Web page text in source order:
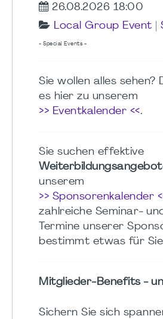
26.08.2026 18:00
Local Group Event
- Special Events -
Sie wollen alles sehen?
es hier zu unserem
>> Eventkalender <<.
Sie suchen effektive
unserem
>> Sponsorenkalender
zahlreiche Seminar-
Termine unserer
bestimmt etwas für
Mitglieder-Benefits -
Sichern Sie sich